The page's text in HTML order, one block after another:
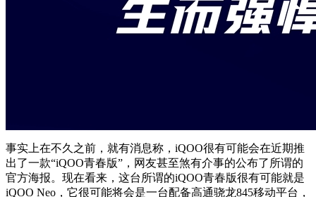
事实上在不久之前，就有消息称，iQOO很有可能会在近期推
出了一款“iQOO青春版”，网友甚至煞有介事的公布了所谓的
官方海报。现在看来，这台所谓的iQOO青春版很有可能就是
iQOO Neo，它很可能将会是一台配备高通骁龙845移动平台，